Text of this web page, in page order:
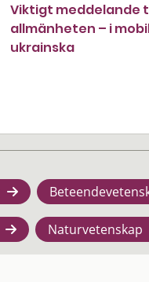
Viktigt meddelande
allmänheten – i
ukrainska
Naturvetenskap